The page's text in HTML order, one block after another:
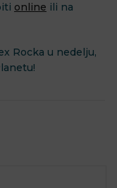
online ili na
Rocka u nedelju,